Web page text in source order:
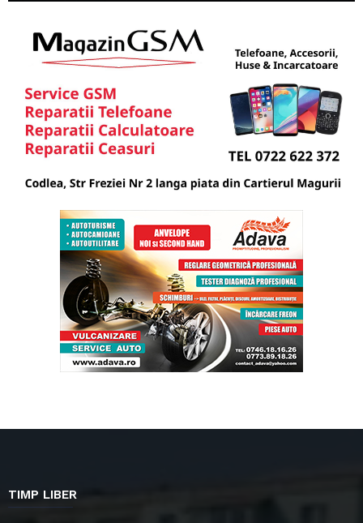
TIMP LIBER